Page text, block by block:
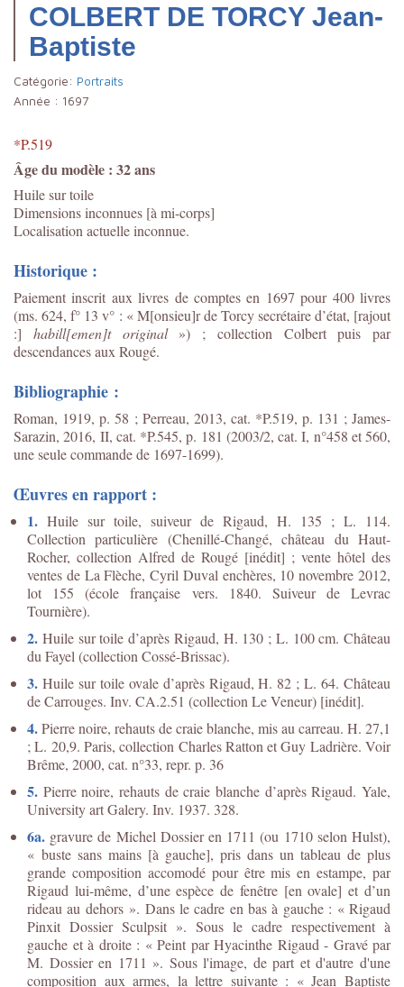
COLBERT DE TORCY Jean-
Baptiste
Catégorie: Portraits
Année : 1697
*P.519
Âge du modèle : 32 ans
Huile sur toile
Dimensions inconnues [à mi-corps]
Localisation actuelle inconnue.
Historique :
Paiement inscrit aux livres de comptes en 1697 pour 400 livres
(ms. 624, f° 13 v° : « M[onsieu]r de Torcy secrétaire d’état, [rajout
:] habill[emen]t original ») ; collection Colbert puis par
descendances aux Rougé.
Bibliographie :
Roman, 1919, p. 58 ; Perreau, 2013, cat. *P.519, p. 131 ; James-
Sarazin, 2016, II, cat. *P.545, p. 181 (2003/2, cat. I, n°458 et 560,
une seule commande de 1697-1699).
Œuvres en rapport :
1. Huile sur toile, suiveur de Rigaud, H. 135 ; L. 114.
Collection particulière (Chenillé-Changé, château du Haut-
Rocher, collection Alfred de Rougé [inédit] ; vente hôtel des
ventes de La Flèche, Cyril Duval enchères, 10 novembre 2012,
lot 155 (école française vers. 1840. Suiveur de Levrac
Tournière).
2. Huile sur toile d’après Rigaud, H. 130 ; L. 100 cm. Château
du Fayel (collection Cossé-Brissac).
3. Huile sur toile ovale d’après Rigaud, H. 82 ; L. 64. Château
de Carrouges. Inv. CA.2.51 (collection Le Veneur) [inédit].
4.Pierre noire, rehauts de craie blanche, mis au carreau. H. 27,1
; L. 20,9. Paris, collection Charles Ratton et Guy Ladrière. Voir
Brême, 2000, cat. n°33, repr. p. 36
5. Pierre noire, rehauts de craie blanche d’après Rigaud. Yale,
University art Galery. Inv. 1937. 328.
6a. gravure de Michel Dossier en 1711 (ou 1710 selon Hulst),
« buste sans mains [à gauche], pris dans un tableau de plus
grande composition accomodé pour être mis en estampe, par
Rigaud lui-même, d’une espèce de fenêtre [en ovale] et d’un
rideau au dehors ». Dans le cadre en bas à gauche : « Rigaud
Pinxit Dossier Sculpsit ». Sous le cadre respectivement à
gauche et à droite : « Peint par Hyacinthe Rigaud - Gravé par
M. Dossier en 1711 ». Sous l'image, de part et d'autre d'une
composition aux armes, la lettre suivante : « Jean Baptiste